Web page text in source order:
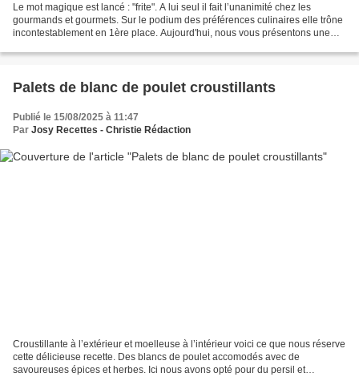
Le mot magique est lancé : "frite". A lui seul il fait l’unanimité chez les
gourmands et gourmets. Sur le podium des préférences culinaires elle trône
incontestablement en 1ère place. Aujourd'hui, nous vous présentons une
Palets de blanc de poulet croustillants
Publié le 15/08/2025 à 11:47
Par Josy Recettes - Christie Rédaction
Croustillante à l’extérieur et moelleuse à l’intérieur voici ce que nous réserve
cette délicieuse recette. Des blancs de poulet accomodés avec de
savoureuses épices et herbes. Ici nous avons opté pour du persil et